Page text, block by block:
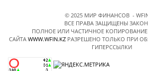
© 2025 МИР ФИНАНСОВ -
ВСЕ ПРАВА ЗАЩИЩЕНЫ
ПОЛНОЕ ИЛИ ЧАСТИЧНОЕ КОПИРОВАНИЕ
САЙТА WWW.WFIN.KZРАЗРЕШЕНО ТОЛЬКО ПРИ
ГИПЕРССЫЛКИ